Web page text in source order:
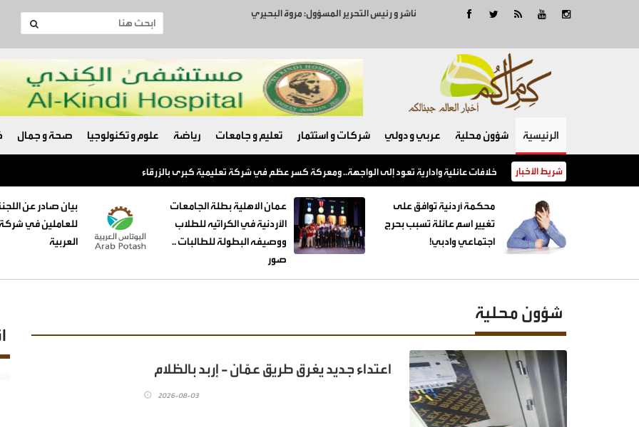
ناشر و رئيس التحرير المسؤول: مروة البحيري
الرئيسية شؤون محلية عربي و دولي شركات و استثمار تعليم و جامعات رياضة علوم و تكنولوجيا صحة و جمال
شريط الأخبار محكمة أردنية توافق على تغيير اسم عائلة تسبب بحرج اجتماعي وادبي!
محكمة أردنية توافق على
تغيير اسم عائلة تسبب بحرج
اجتماعي وادبي!
عمان الاهلية بطلة الجامعات
الأردنية في الكراتيه للطلاب
ووصيفه البطولة للطالبات ..
صور
بيان صادر عن
للعاملين في
العربية
شؤون محلية
اعتداء جديد يغرق طريق عمّان - إربد بالظلام
2026-08-03